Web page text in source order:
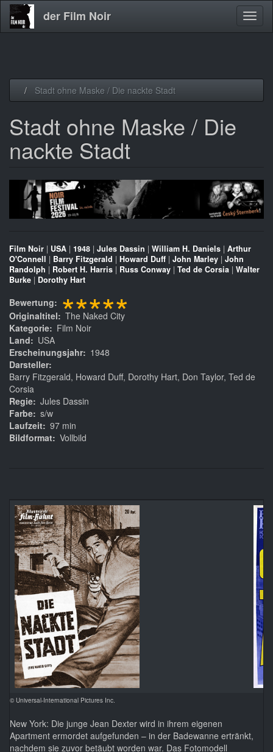
der Film Noir
Stadt ohne Maske / Die nackte Stadt
Stadt ohne Maske / Die
nackte Stadt
Film Noir | USA | 1948 | Jules Dassin | William H. Daniels | Arthur
O'Connell | Barry Fitzgerald | Howard Duff | John Marley | John
Randolph | Robert H. Harris | Russ Conway | Ted de Corsia | Walter
Burke | Dorothy Hart
Bewertung *****
Originaltitel
The Naked City
Kategorie
Film Noir
Land
USA
Erscheinungsjahr
1948
Darsteller
Barry Fitzgerald, Howard Duff, Dorothy Hart, Don Taylor, Ted de
Corsia
Regie Jules Dassin
Farbe s/w
Laufzeit 97 min
Bildformat Vollbild
© Universal-International Pictures Inc.
New York: Die junge Jean Dexter wird in ihrem eigenen
Apartment ermordet aufgefunden – in der Badewanne ertränkt,
nachdem sie zuvor betäubt worden war. Das Fotomodell